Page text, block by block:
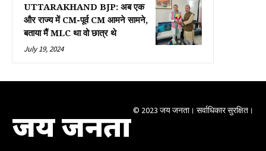
UTTARAKHAND BJP: अब एक
और राज्य में CM-पूर्व CM आमने सामने,
बताया मैं MLC था वो छात्र थे
July 19, 2024
जय जनता © 2023 जय जनता। सर्वाधिकार सुरक्षित।